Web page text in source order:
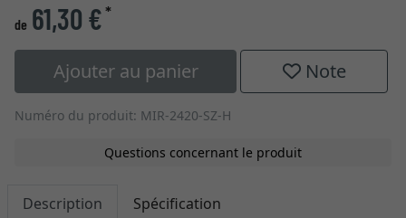
de 61,30 €*
Ajouter au panier Note
Numéro du produit: MIR-2420-SZ-H
Questions concernant le produit
Description Spécification